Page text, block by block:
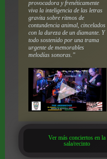
provocadora y frenéticamente
viva la inteligencia de las letras
gravita sobre ritmos de
contundencia animal, cincelados
con la dureza de un diamante. Y
todo sostenido por una trama
urgente de memorables
melodías sonoras.”
Ver más conciertos en la
sala/recinto